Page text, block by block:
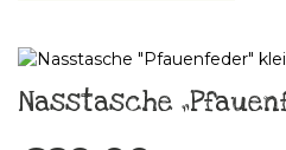
Nasstasche